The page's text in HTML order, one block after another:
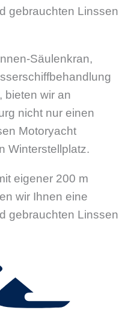
gebrauchten Linssen
Säulenkran,
bieten wir an
nicht nur einen
Motoryacht
Winterstellplatz.
eigener 200 m
wir Ihnen eine
gebrauchten Linssen